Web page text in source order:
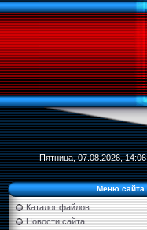
Пятница, 07.08.2026, 14:06
Меню сайта
Каталог файлов
Новости сайта